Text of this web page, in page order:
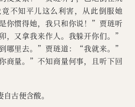
不知平儿这么利害，从此倒服她
你惯得她，我只和你说！”贾琏听
，又拿我来作人。我躲开你们。”
哪里去。”贾琏道：“我就来。”
商量。”不知商量何事，且听下回
古便含酸。